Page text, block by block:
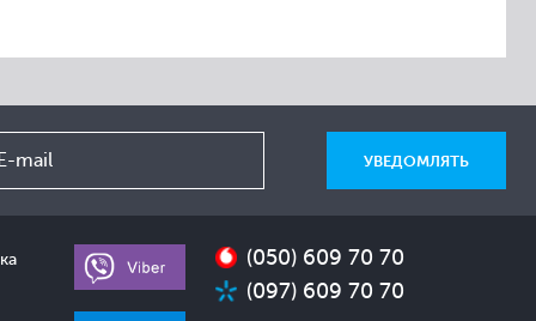
(050) 609 70 70
(097) 609 70 70